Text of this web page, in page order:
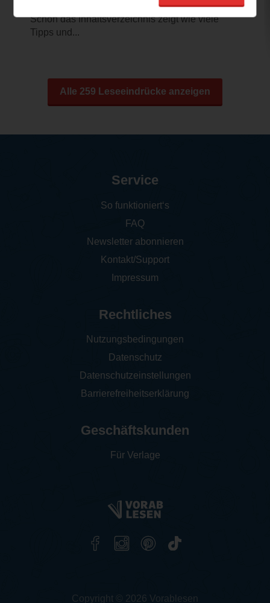
Das ist ein sehr interessanter Ratgeber.
Schon das Inhaltsverzeichnis zeigt wie viele
Tipps und...
Alle 259 Leseeindrücke anzeigen
Service
So funktioniert‘s
FAQ
Newsletter abonnieren
Kontakt/Support
Impressum
Rechtliches
Nutzungsbedingungen
Datenschutz
Datenschutzeinstellungen
Barrierefreiheitserklärung
Geschäftskunden
Für Verlage
Copyright © 2026 Vorablesen